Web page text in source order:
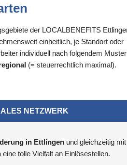
der LOCALBENEFITS
einheitlich, je Standort oder
individuell nach folgendem
(= steuerrechtlich maximal).
NETZWERK
in Ettlingenund gleichzeitig mit
eine tolle Vielfalt an Einlösestellen.